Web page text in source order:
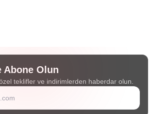
Abone Olun
teklifler ve indirimlerden haberdar olun.